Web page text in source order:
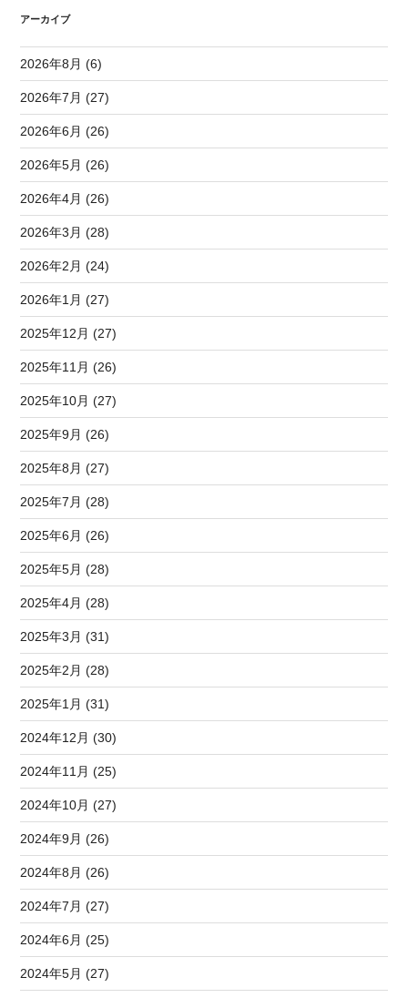
アーカイブ
2026年8月 (6)
2026年7月 (27)
2026年6月 (26)
2026年5月 (26)
2026年4月 (26)
2026年3月 (28)
2026年2月 (24)
2026年1月 (27)
2025年12月 (27)
2025年11月 (26)
2025年10月 (27)
2025年9月 (26)
2025年8月 (27)
2025年7月 (28)
2025年6月 (26)
2025年5月 (28)
2025年4月 (28)
2025年3月 (31)
2025年2月 (28)
2025年1月 (31)
2024年12月 (30)
2024年11月 (25)
2024年10月 (27)
2024年9月 (26)
2024年8月 (26)
2024年7月 (27)
2024年6月 (25)
2024年5月 (27)